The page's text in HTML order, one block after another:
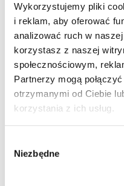
Wykorzystujemy pliki
i reklam, aby oferować
analizować ruch w
korzystasz z naszej
społecznościowym,
Partnerzy mogą
otrzymanymi od Ciebie
korzystania z ich usług.
zgody
Niezbędne
di nuova
2023 e su quelli già in
al trasporto stradale
2025. Inoltre, dal 1°
superiore a 2,4
avere moduli integrati.
I requisiti per il
diversi. Sono stabiliti
Per autobus e